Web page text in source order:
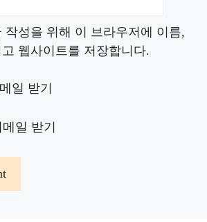
작성을 위해 이 브라우저에 이름,
웹사이트를 저장합니다.
일 받기
일 받기